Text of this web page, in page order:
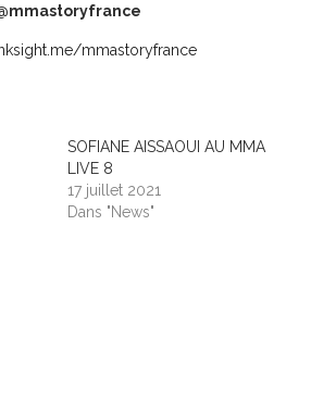
mmastoryfrance
SOFIANE AISSAOUI AU MMA
LIVE 8
17 juillet 2021
Dans "News"